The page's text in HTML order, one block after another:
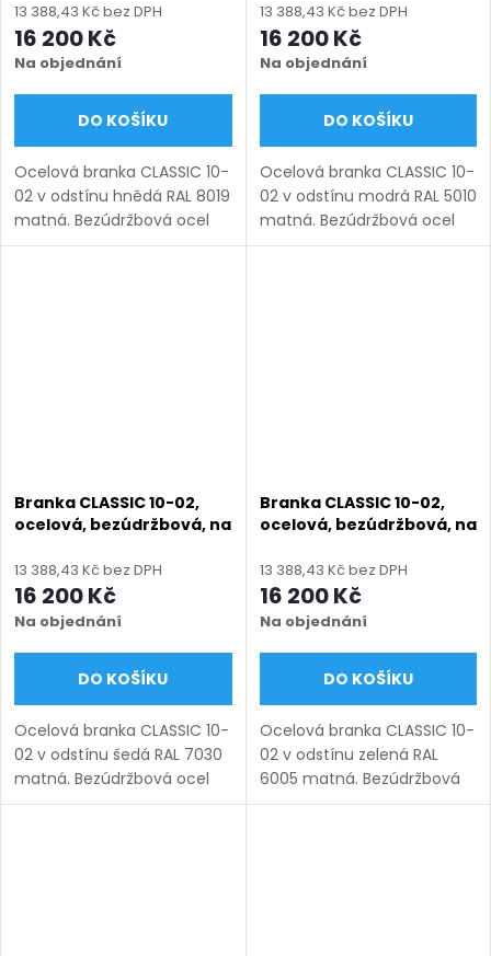
výška 1000–1750 mm),
hnědá RAL 8019 matná
13 388,43 Kč bez DPH
16 200 Kč
Na objednání
DO KOŠÍKU
Ocelová branka CLASSIC 10-
02 v odstínu hnědá RAL 8019
matná. Bezúdržbová ocel
(žárový zinek + práškový
výška 1000–1750 mm),
modrá RAL 5010 matná
13 388,43 Kč bez DPH
16 200 Kč
Na objednání
DO KOŠÍKU
Ocelová branka CLASSIC 10-
02 v odstínu modrá RAL 5010
matná. Bezúdržbová ocel
(žárový zinek + práškový
Branka CLASSIC 10-02,
ocelová, bezúdržbová, na
výška 1000–1750 mm),
šedá RAL 7030 matná
13 388,43 Kč bez DPH
16 200 Kč
Na objednání
DO KOŠÍKU
Ocelová branka CLASSIC 10-
02 v odstínu šedá RAL 7030
matná. Bezúdržbová ocel
(žárový zinek + práškový
Branka CLASSIC 10-02,
ocelová, bezúdržbová, na
výška 1000–1750 mm),
zelená RAL 6005 matná
13 388,43 Kč bez DPH
16 200 Kč
Na objednání
DO KOŠÍKU
Ocelová branka CLASSIC 10-
02 v odstínu zelená RAL
6005 matná. Bezúdržbová
ocel (žárový zinek +